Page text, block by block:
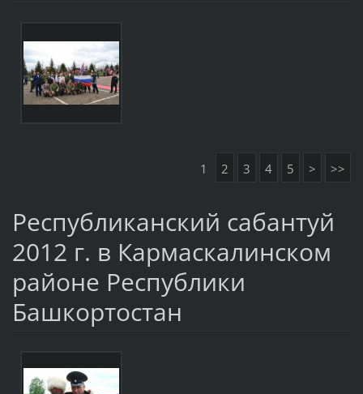
1 2 3 4 5 > >>
Республиканский сабантуй
2012 г. в Кармаскалинском
районе Республики
Башкортостан